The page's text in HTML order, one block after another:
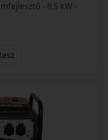
- 8,5 kW -